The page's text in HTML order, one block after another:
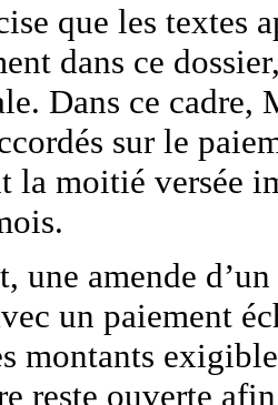
que les textes
dans ce
Dans ce cadre,
sur le
la moitié versée
une amende
un paiement
montants
reste ouverte